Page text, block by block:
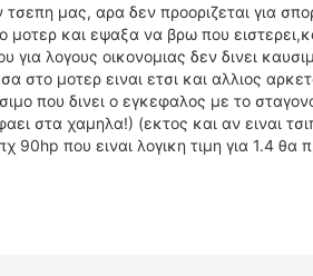
τσεπη μας, αρα δεν προοριζεται για
μοτερ και εψαξα να βρω που
λογους οικονομιας δεν δινει
στο μοτερ ειναι ετσι και αλλιος
που δινει ο εγκεφαλος με το
στα χαμηλα!) (εκτος και αν ειναι
που ειναι λογικη τιμη για 1.4 θα